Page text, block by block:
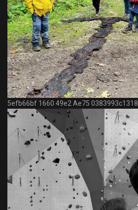
5efb66bf 1660 49e2 Ae75 0383993c1318